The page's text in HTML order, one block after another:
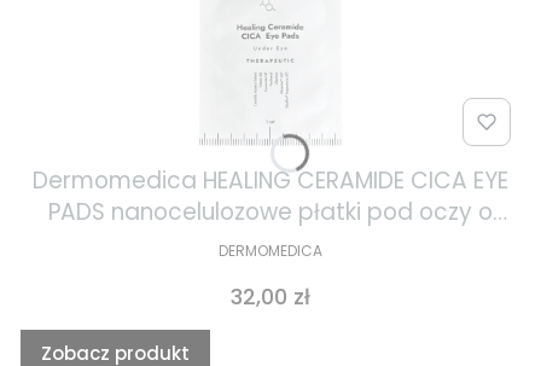
Dermomedica HEALING CERAMIDE CICA EYE
PADS nanocelulozowe płatki pod oczy o
działaniu gojącym i przeciwstarzeniowym
DERMOMEDICA
Cena
32,00 zł
Zobacz produkt